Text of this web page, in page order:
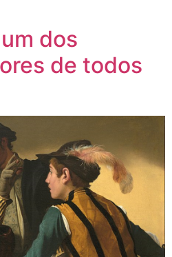
dos
de todos